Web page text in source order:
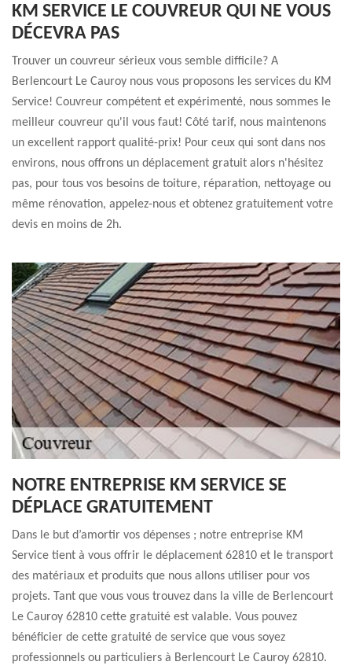
KM SERVICE LE COUVREUR QUI NE VOUS
DÉCEVRA PAS
Trouver un couvreur sérieux vous semble difficile? A
Berlencourt Le Cauroy nous vous proposons les services du KM
Service! Couvreur compétent et expérimenté, nous sommes le
meilleur couvreur qu'il vous faut! Côté tarif, nous maintenons
un excellent rapport qualité-prix! Pour ceux qui sont dans nos
environs, nous offrons un déplacement gratuit alors n'hésitez
pas, pour tous vos besoins de toiture, réparation, nettoyage ou
même rénovation, appelez-nous et obtenez gratuitement votre
devis en moins de 2h.
NOTRE ENTREPRISE KM SERVICE SE
DÉPLACE GRATUITEMENT
Dans le but d’amortir vos dépenses ; notre entreprise KM
Service tient à vous offrir le déplacement 62810 et le transport
des matériaux et produits que nous allons utiliser pour vos
projets. Tant que vous vous trouvez dans la ville de Berlencourt
Le Cauroy 62810 cette gratuité est valable. Vous pouvez
bénéficier de cette gratuité de service que vous soyez
professionnels ou particuliers à Berlencourt Le Cauroy 62810.